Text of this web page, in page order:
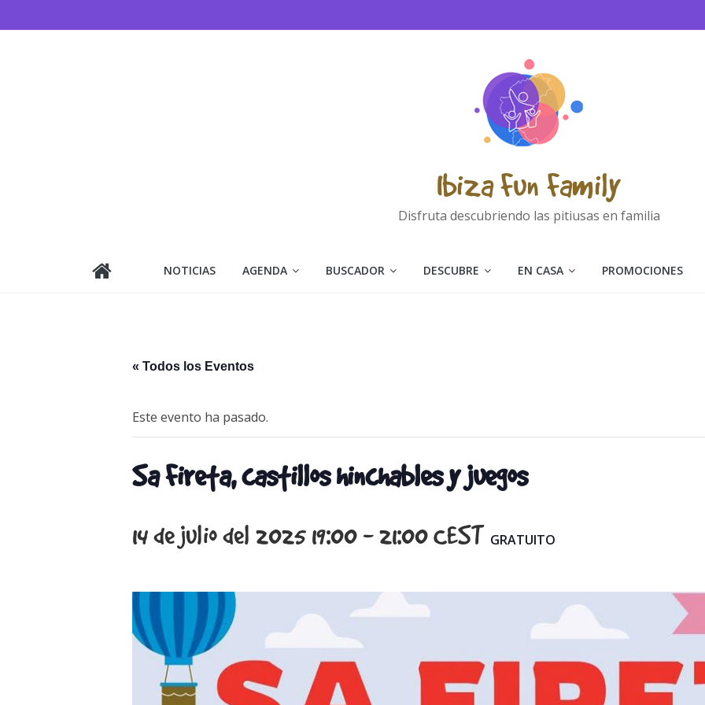
al
Ibiza Fun Family
Disfruta descubriendo las pitiusas en familia
NOTICIAS AGENDA BUSCADOR DESCUBRE EN CASA PROMOCIONES
« Todos los Eventos
Este evento ha pasado.
Sa Fireta, castillos hinchables y juegos
14 de julio del 2025 19:00 -21:00CEST GRATUITO